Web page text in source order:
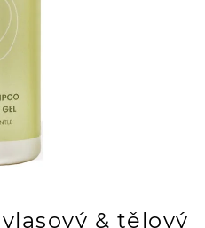
& tělový